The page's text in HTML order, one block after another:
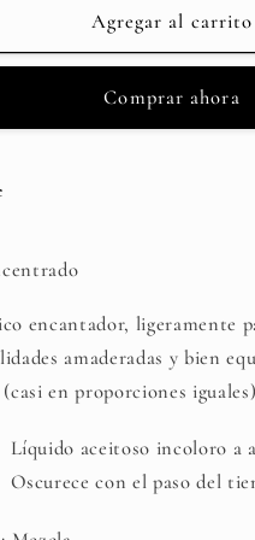
BERGAMOT
F-
Agregar al carrito
Comprar ahora
encantador, ligeramente
amaderadas y bien
en proporciones iguales)
Líquido aceitoso incoloro a
Oscurece con el paso del